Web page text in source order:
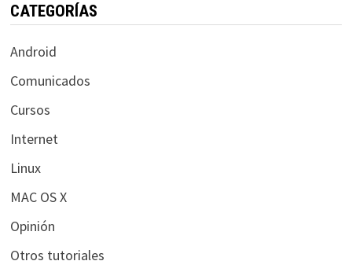
CATEGORÍAS
Android
Comunicados
Cursos
Internet
Linux
MAC OS X
Opinión
Otros tutoriales